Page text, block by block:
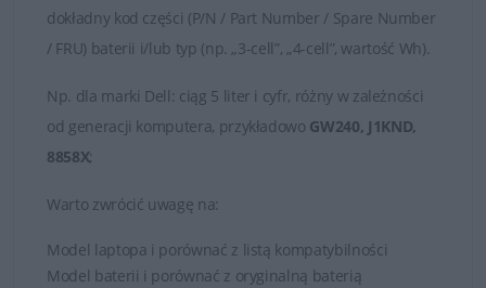
dokładny kod części (P/N / Part Number / Spare Number
/ FRU) baterii i/lub typ (np. „3-cell”, „4-cell”, wartość Wh).
Np. dla marki Dell: ciąg 5 liter i cyfr, różny w zależności
od generacji komputera, przykładowo GW240, J1KND,
8858X;
Warto zwrócić uwagę na:
Model laptopa i porównać z listą kompatybilności
Model baterii i porównać z oryginalną baterią